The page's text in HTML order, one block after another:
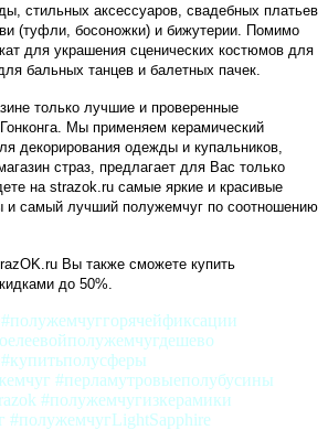
стильных аксессуаров, свадебных платьев
(туфли, босоножки) и бижутерии. Помимо
для украшения сценических костюмов для
бальных танцев и балетных пачек.
только лучшие и проверенные
Мы применяем керамический
декорирования одежды и купальников,
страз, предлагает для Вас только
на strazok.ru самые яркие и красивые
и самый лучший полужемчуг по соотношению
Вы также сможете купить
до 50%.
#перламутровыеполубусины
#полужемчугизкерамики
#полужемчугLightSapphire